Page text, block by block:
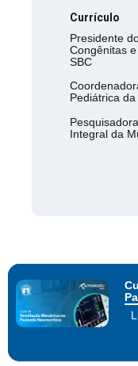
Currículo
Presidente
Congênitas
SBC
Pediátrica
Integral da